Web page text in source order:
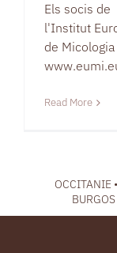
Els socis de
l'Institut
de Micologia
Read More
OCCITANIE